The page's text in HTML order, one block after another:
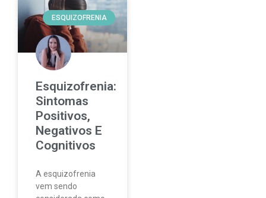
ESQUIZOFRENIA
Esquizofrenia:
Sintomas
Positivos,
Negativos E
Cognitivos
A esquizofrenia
vem sendo